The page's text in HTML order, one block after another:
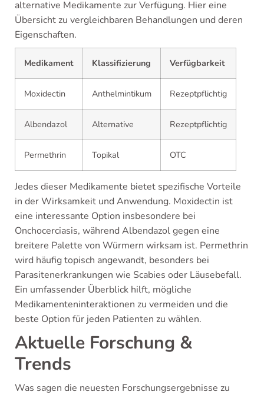
alternative Medikamente zur Verfügung. Hier eine
Übersicht zu vergleichbaren Behandlungen und deren
Eigenschaften.
Medikament Klassifizierung Verfügbarkeit
Moxidectin Anthelmintikum Rezeptpflichtig
Albendazol Alternative Rezeptpflichtig
Permethrin Topikal OTC
Jedes dieser Medikamente bietet spezifische Vorteile
in der Wirksamkeit und Anwendung. Moxidectin ist
eine interessante Option insbesondere bei
Onchocerciasis, während Albendazol gegen eine
breitere Palette von Würmern wirksam ist. Permethrin
wird häufig topisch angewandt, besonders bei
Parasitenerkrankungen wie Scabies oder Läusebefall.
Ein umfassender Überblick hilft, mögliche
Medikamenteninteraktionen zu vermeiden und die
beste Option für jeden Patienten zu wählen.
Aktuelle Forschung &
Trends
Was sagen die neuesten Forschungsergebnisse zu